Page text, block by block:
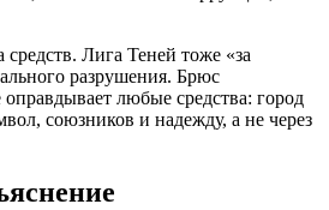
Лига Теней тоже «за
разрушения. Брюс
оправдывает любые средства: город
союзников и надежду, а не через